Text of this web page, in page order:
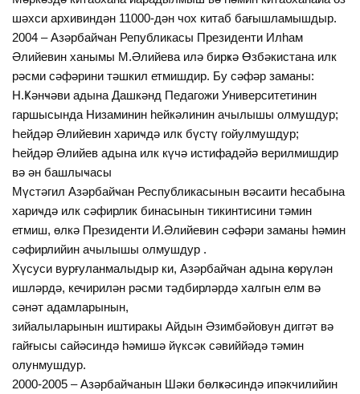
шәхси архивиндән 11000-дән чох китаб бағышламышдыр.
2004 – Азәрбайҹан Републикасы Президенти Илһам
Әлийевин ханымы М.Әлийева илә бирҝә Өзбәкистана илк
рәсми сәфәрини тәшкил етмишдир. Бу сәфәр заманы:
Н.Ҝәнҹәви адына Дашкәнд Педагожи Университетинин
гаршысында Низаминин һейкәлинин ачылышы олмушдур;
Һейдәр Әлийевин хариҹдә илк бүстү гойулмушдур;
Һейдәр Әлийев адына илк күчә истифадәйә верилмишдир
вә ән башлыҹасы
Мүстәгил Азәрбайҹан Республикасынын вәсаити һесабына
хариҹдә илк сәфирлик бинасынын тикинтисини тәмин
етмиш, өлкә Президенти И.Әлийевин сәфәри заманы һәмин
сәфирлийин ачылышы олмушдур .
Хүсуси вурғуланмалыдыр ки, Азәрбайҹан адына ҝөрүлән
ишләрдә, кечирилән рәсми тәдбирләрдә халгын елм вә
сәнәт адамларынын,
зийалыларынын иштиракы Айдын Әзимбәйовун диггәт вә
гайғысы сайәсиндә һәмишә йүксәк сәвиййәдә тәмин
олунмушдур.
2000-2005 – Азәрбайҹанын Шәки бөлҝәсиндә ипәкчилийин